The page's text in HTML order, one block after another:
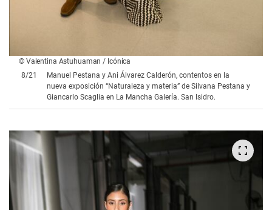
© Valentina Astuhuaman / Icónica
8/21
Manuel Pestana y Ani Álvarez Calderón, contentos en la
nueva exposición “Naturaleza y materia” de Silvana Pestana y
Giancarlo Scaglia en La Mancha Galería. San Isidro.